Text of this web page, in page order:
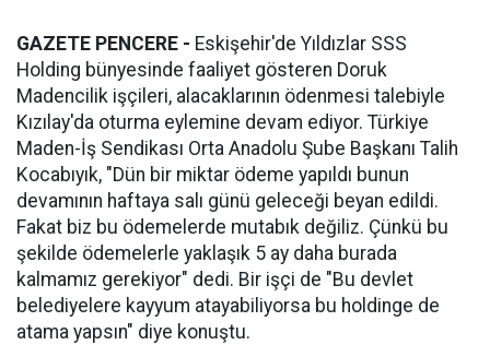
GAZETE PENCERE - Eskişehir'de Yıldızlar SSS
Holding bünyesinde faaliyet gösteren Doruk
Madencilik işçileri, alacaklarının ödenmesi talebiyle
Kızılay'da oturma eylemine devam ediyor. Türkiye
Maden-İş Sendikası Orta Anadolu Şube Başkanı Talih
Kocabıyık, "Dün bir miktar ödeme yapıldı bunun
devamının haftaya salı günü geleceği beyan edildi.
Fakat biz bu ödemelerde mutabık değiliz. Çünkü bu
şekilde ödemelerle yaklaşık 5 ay daha burada
kalmamız gerekiyor" dedi. Bir işçi de "Bu devlet
belediyelere kayyum atayabiliyorsa bu holdinge de
atama yapsın" diye konuştu.